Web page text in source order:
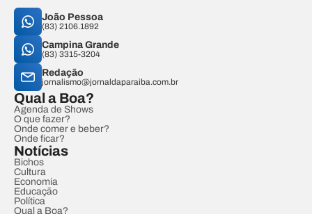
João Pessoa
(83) 2106.1892
Campina Grande
(83) 3315-3204
Redação
jornalismo@jornaldaparaiba.com.br
Qual a Boa?
Agenda de Shows
O que fazer?
Onde comer e beber?
Onde ficar?
Notícias
Bichos
Cultura
Economia
Educação
Política
Qual a Boa?